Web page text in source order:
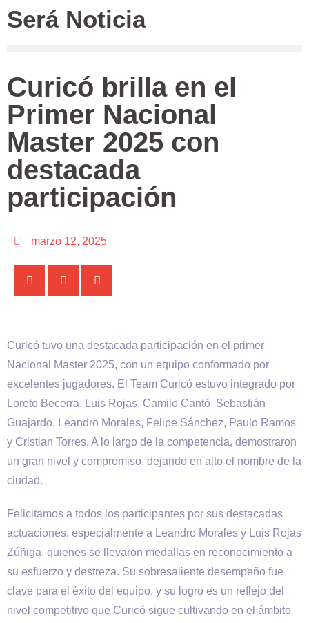
Será Noticia
Curicó brilla en el
Primer Nacional
Master 2025 con
destacada
participación
marzo 12, 2025
Curicó tuvo una destacada participación en el primer
Nacional Master 2025, con un equipo conformado por
excelentes jugadores. El Team Curicó estuvo integrado por
Loreto Becerra, Luis Rojas, Camilo Cantó, Sebastián
Guajardo, Leandro Morales, Felipe Sánchez, Paulo Ramos
y Cristian Torres. A lo largo de la competencia, demostraron
un gran nivel y compromiso, dejando en alto el nombre de la
ciudad.
Felicitamos a todos los participantes por sus destacadas
actuaciones, especialmente a Leandro Morales y Luis Rojas
Zúñiga, quienes se llevaron medallas en reconocimiento a
su esfuerzo y destreza. Su sobresaliente desempeño fue
clave para el éxito del equipo, y su logro es un reflejo del
nivel competitivo que Curicó sigue cultivando en el ámbito